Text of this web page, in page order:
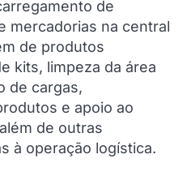
de
mercadorias na central
de produtos
kits, limpeza da área
de cargas,
e apoio ao
de outras
à operação logística.